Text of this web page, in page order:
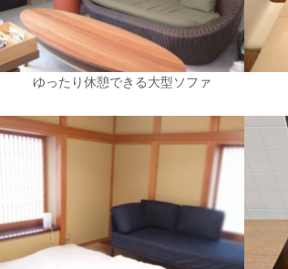
ゆったり休憩できる大型ソファ